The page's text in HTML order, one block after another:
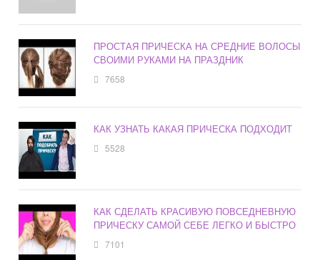
ПРОСТАЯ ПРИЧЕСКА НА СРЕДНИЕ ВОЛОСЫ
СВОИМИ РУКАМИ НА ПРАЗДНИК
7658
КАК УЗНАТЬ КАКАЯ ПРИЧЕСКА ПОДХОДИТ
5528
КАК СДЕЛАТЬ КРАСИВУЮ ПОВСЕДНЕВНУЮ
ПРИЧЕСКУ САМОЙ СЕБЕ ЛЕГКО И БЫСТРО
7101